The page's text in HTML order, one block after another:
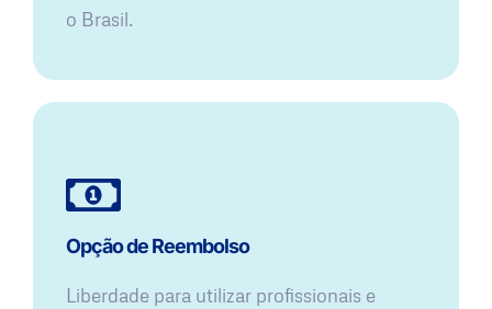
o Brasil.
Opção de Reembolso
Liberdade para utilizar profissionais e